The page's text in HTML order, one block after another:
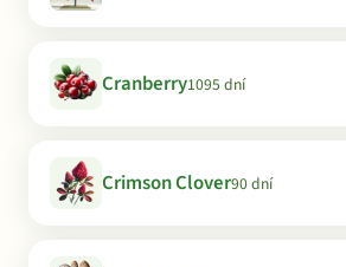
Cranberry1095 dní
Crimson Clover90 dní